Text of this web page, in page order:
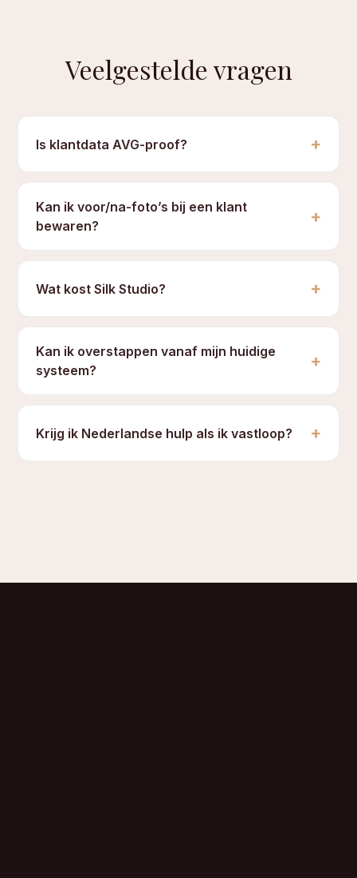
Veelgestelde vragen
Is klantdata AVG-proof? +
Kan ik voor/na-foto’s bij een klant
bewaren?
+
Wat kost Silk Studio? +
Kan ik overstappen vanaf mijn huidige
systeem?
+
Krijg ik Nederlandse hulp als ik vastloop? +